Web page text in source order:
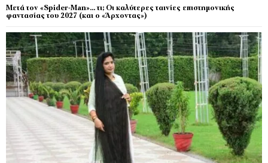
Μετά τον «Spider-Man»… τι; Oι καλύτερες ταινίες επιστημονικής
φαντασίας του 2027 (και ο «Άρχοντας»)